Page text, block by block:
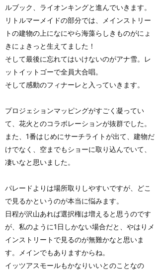
ルブック、ライオンキングと進んでいきます。
リトルマーメイドの部分では、メインストリー
トの建物の上になにやら海藻らしきものがにょ
きにょきっと生えてました！
そして最後に忘れてはいけないのがアナ雪。レ
ットイットゴーで全員大合唱。
そして感動のフィナーレと入っていきます。
プロジェションマッピングがすごく凝ってい
て、花火とのコラボレーションが抜群でした。
また、1番はじめにサーチライトが出て、建物だ
けでなく、空までもショーに取り込んでいて、
凄いなと思いました。
パレードよりは場所取りしやすいですが、どこ
で見るかというのが本当に悩みます。
日程が沢山あれば選択権は増えると思うのです
が、私のように1日しかない場合だと、やはりメ
インストリートで見るのが無難かなと思いま
す。メインでもありますからね。
イッツアスモールもかなりいいとのことなの